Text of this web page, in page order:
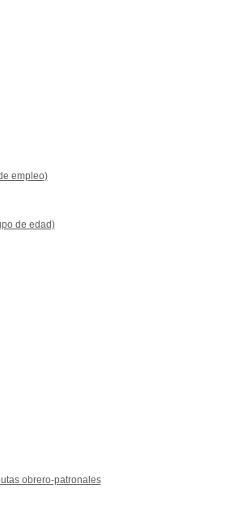
empleo)
de edad)
obrero-patronales